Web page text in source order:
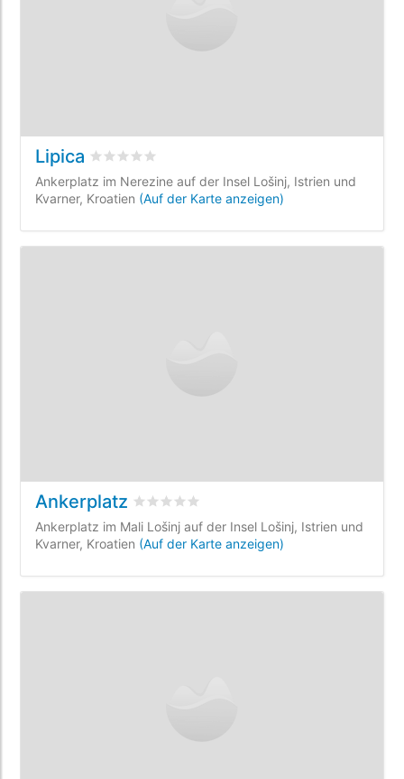
Lipica bewertet0
Ankerplatz im Nerezine auf der Insel Lošinj, Istrien und
Kvarner, Kroatien (Auf der Karte anzeigen)
Ankerplatz bewertet0
Ankerplatz im Mali Lošinj auf der Insel Lošinj, Istrien und
Kvarner, Kroatien (Auf der Karte anzeigen)